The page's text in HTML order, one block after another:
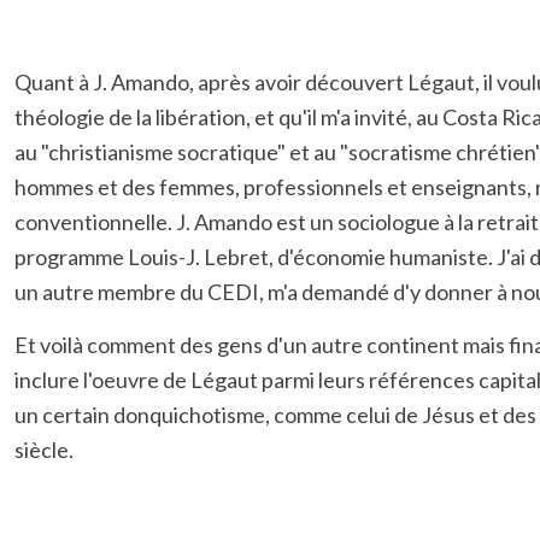
Quant à J. Amando, après avoir découvert Légaut, il
théologie de la libération, et qu'il m'a invité, au Costa
au "christianisme socratique" et au "socratisme
hommes et des femmes, professionnels et
conventionnelle. J. Amando est un sociologue à la
programme Louis-J. Lebret, d'économie humaniste.
un autre membre du CEDI, m'a demandé d'y donner à
Et voilà comment des gens d'un autre continent mais
inclure l'oeuvre de Légaut parmi leurs références
un certain donquichotisme, comme celui de Jésus et
siècle.